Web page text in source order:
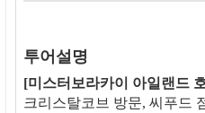
투어설명
[미스터보라카이 아일랜드
크리스탈코브 방문, 씨푸드